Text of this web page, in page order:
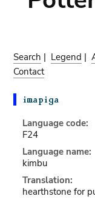
Search | Legend |
Contact
Language code:
F24
Language name:
kimbu
Translation:
hearthstone for